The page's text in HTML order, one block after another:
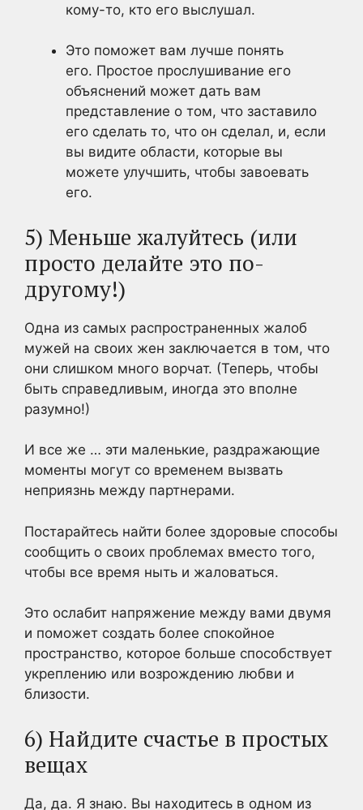
кому-то, кто его выслушал.
Это поможет вам лучше понять
его. Простое прослушивание его
объяснений может дать вам
представление о том, что заставило
его сделать то, что он сделал, и, если
вы видите области, которые вы
можете улучшить, чтобы завоевать
его.
5) Меньше жалуйтесь (или
просто делайте это по-
другому!)
Одна из самых распространенных жалоб
мужей на своих жен заключается в том, что
они слишком много ворчат. (Теперь, чтобы
быть справедливым, иногда это вполне
разумно!)
И все же … эти маленькие, раздражающие
моменты могут со временем вызвать
неприязнь между партнерами.
Постарайтесь найти более здоровые способы
сообщить о своих проблемах вместо того,
чтобы все время ныть и жаловаться.
Это ослабит напряжение между вами двумя
и поможет создать более спокойное
пространство, которое больше способствует
укреплению или возрождению любви и
близости.
6) Найдите счастье в простых
вещах
Да, да. Я знаю. Вы находитесь в одном из